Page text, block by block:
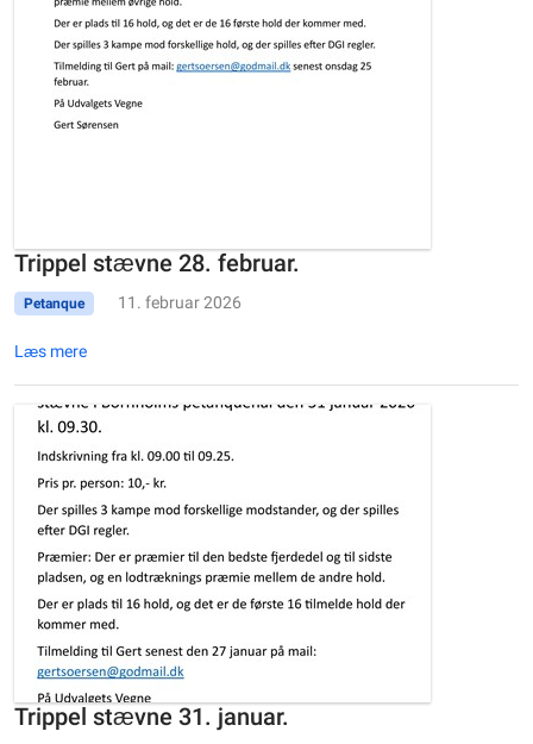
Trippel stævne 28. februar.
Petanque 11. februar 2026
Læs mere
Trippel stævne 31. januar.